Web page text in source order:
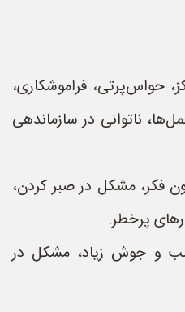
حواس‌پرتی، فراموشکاری،
ناتوانی در سازماندهی
فکر، مشکل در صبر کردن،
پرخطر.
و جوش زیاد، مشکل در